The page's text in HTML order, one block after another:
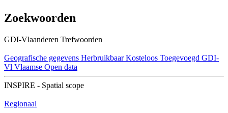
Zoekwoorden
GDI-Vlaanderen Trefwoorden
Geografische gegevens Herbruikbaar Kosteloos Toegevoegd GDI-
Vl Vlaamse Open data
INSPIRE - Spatial scope
Regionaal